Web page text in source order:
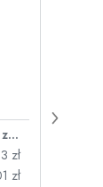
Cena za sztukę
zł
zł